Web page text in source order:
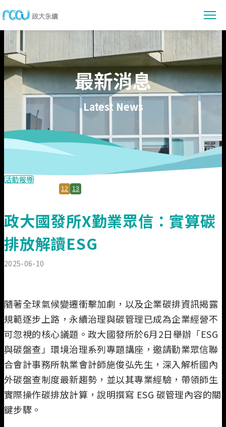
最新消息
消息公告
活動報導
永續亮點
永續賦能
永續教育
數位賦能
社會實踐
永續校園
環境管理
共容社會
校務治理
參與行動
永續提案
節能專區
資料下載
永續報告書下載
線上閱讀
關於我們
永續發展組織架構
業務執掌
最新消息
Latest News
活動報導
12 13
政大國發所X勤業眾信：實算碳
排放解讀ESG
2025-06-10
隨著全球氣候變遷衝擊加劇，以及企業碳排資訊揭露
規範逐步上路，永續治理與碳管理已成為企業經營不
可忽視的核心議題。政大國發所於6月2日舉辦「ESG
與碳盤查」環境治理系列專題講座，邀請勤業眾信聯
合會計事務所執業會計師施俊弘先生，深入解析國內
外碳盤查制度最新趨勢，並以其專業經驗，帶領師生
實際操作碳排放計算，說明撰寫 ESG 碳管理內容的關
鍵步驟。